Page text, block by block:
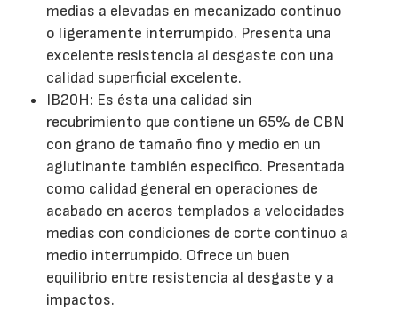
medias a elevadas en mecanizado continuo
o ligeramente interrumpido. Presenta una
excelente resistencia al desgaste con una
calidad superficial excelente.
IB20H: Es ésta una calidad sin
recubrimiento que contiene un 65% de CBN
con grano de tamaño fino y medio en un
aglutinante también especifico. Presentada
como calidad general en operaciones de
acabado en aceros templados a velocidades
medias con condiciones de corte continuo a
medio interrumpido. Ofrece un buen
equilibrio entre resistencia al desgaste y a
impactos.